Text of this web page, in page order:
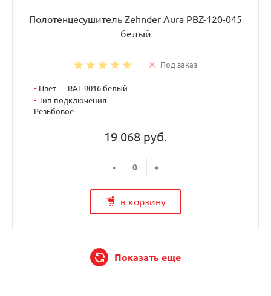
Полотенцесушитель Zehnder Aura PBZ-120-045
белый
Под заказ
• Цвет — RAL 9016 белый
• Тип подключения —
Резьбовое
19 068 руб.
- +
в корзину
Показать еще